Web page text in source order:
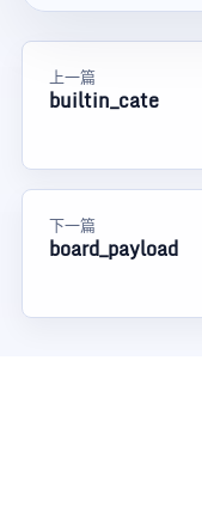
上一篇
builtin_cate
下一篇
board_payload